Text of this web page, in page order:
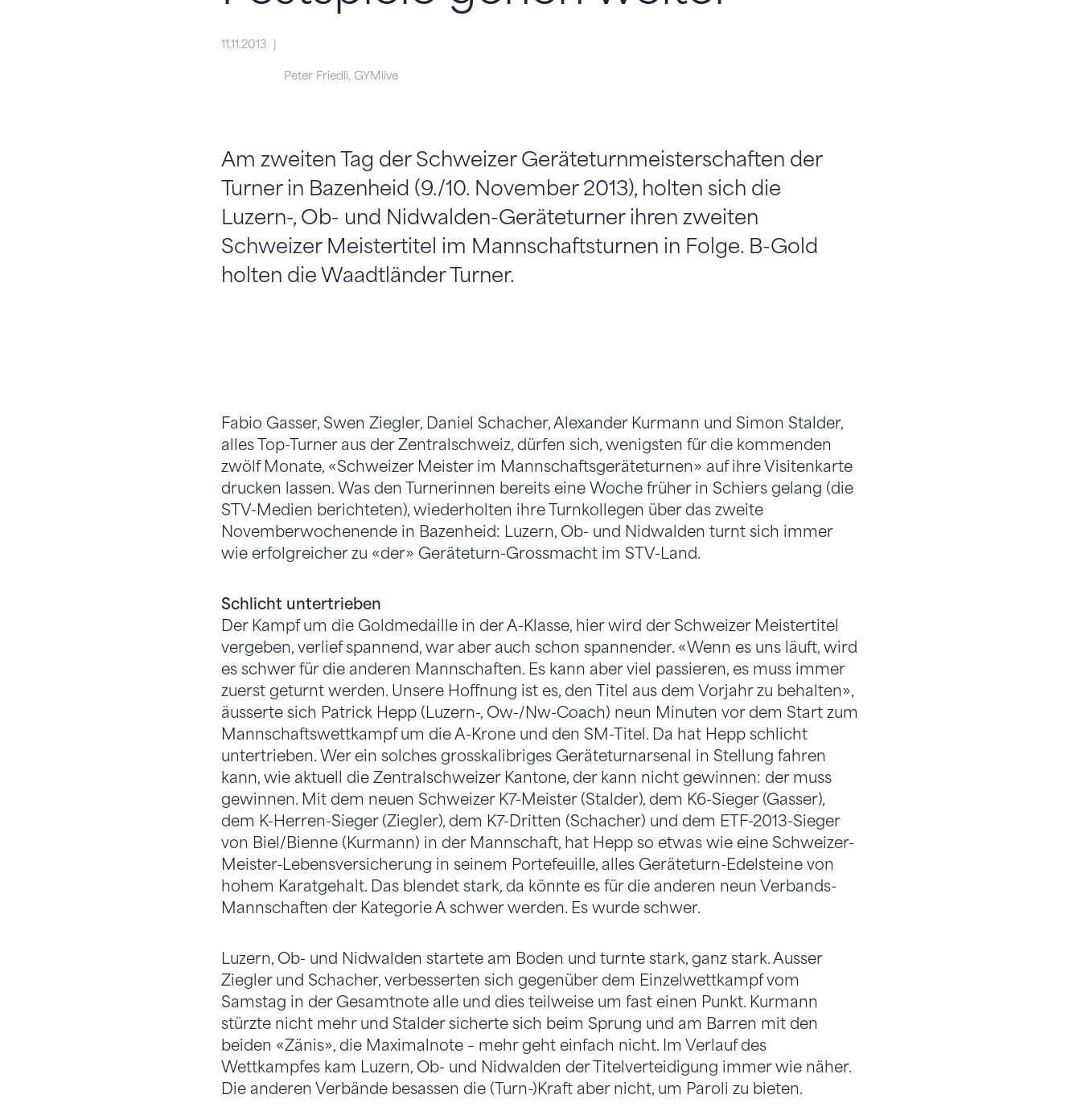
11.11.2013
Peter Friedli, GYMlive
Am zweiten Tag der Schweizer Geräteturnmeisterschaften der
Turner in Bazenheid (9./10. November 2013), holten sich die
Luzern-, Ob- und Nidwalden-Geräteturner ihren zweiten
Schweizer Meistertitel im Mannschaftsturnen in Folge. B-Gold
holten die Waadtländer Turner.
Fabio Gasser, Swen Ziegler, Daniel Schacher, Alexander Kurmann und Simon Stalder,
alles Top-Turner aus der Zentralschweiz, dürfen sich, wenigsten für die kommenden
zwölf Monate, «Schweizer Meister im Mannschaftsgeräteturnen» auf ihre Visitenkarte
drucken lassen. Was den Turnerinnen bereits eine Woche früher in Schiers gelang (die
STV-Medien berichteten), wiederholten ihre Turnkollegen über das zweite
Novemberwochenende in Bazenheid: Luzern, Ob- und Nidwalden turnt sich immer
wie erfolgreicher zu «der» Geräteturn-Grossmacht im STV-Land.
Schlicht untertrieben
Der Kampf um die Goldmedaille in der A-Klasse, hier wird der Schweizer Meistertitel
vergeben, verlief spannend, war aber auch schon spannender. «Wenn es uns läuft, wird
es schwer für die anderen Mannschaften. Es kann aber viel passieren, es muss immer
zuerst geturnt werden. Unsere Hoffnung ist es, den Titel aus dem Vorjahr zu behalten»,
äusserte sich Patrick Hepp (Luzern-, Ow-/Nw-Coach) neun Minuten vor dem Start zum
Mannschaftswettkampf um die A-Krone und den SM-Titel. Da hat Hepp schlicht
untertrieben. Wer ein solches grosskalibriges Geräteturnarsenal in Stellung fahren
kann, wie aktuell die Zentralschweizer Kantone, der kann nicht gewinnen: der muss
gewinnen. Mit dem neuen Schweizer K7-Meister (Stalder), dem K6-Sieger (Gasser),
dem K-Herren-Sieger (Ziegler), dem K7-Dritten (Schacher) und dem ETF-2013-Sieger
von Biel/Bienne (Kurmann) in der Mannschaft, hat Hepp so etwas wie eine Schweizer-
Meister-Lebensversicherung in seinem Portefeuille, alles Geräteturn-Edelsteine von
hohem Karatgehalt. Das blendet stark, da könnte es für die anderen neun Verbands-
Mannschaften der Kategorie A schwer werden. Es wurde schwer.
Luzern, Ob- und Nidwalden startete am Boden und turnte stark, ganz stark. Ausser
Ziegler und Schacher, verbesserten sich gegenüber dem Einzelwettkampf vom
Samstag in der Gesamtnote alle und dies teilweise um fast einen Punkt. Kurmann
stürzte nicht mehr und Stalder sicherte sich beim Sprung und am Barren mit den
beiden «Zänis», die Maximalnote – mehr geht einfach nicht. Im Verlauf des
Wettkampfes kam Luzern, Ob- und Nidwalden der Titelverteidigung immer wie näher.
Die anderen Verbände besassen die (Turn-)Kraft aber nicht, um Paroli zu bieten.